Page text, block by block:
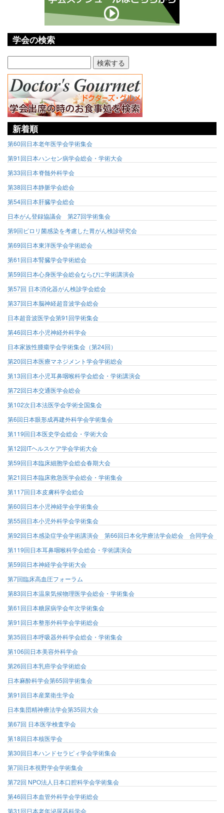
学会の検索
新着順
第60回日本老年医学会学術集会
第91回日本ハンセン病学会総会・学術大会
第33回日本脊髄外科学会
第38回日本静脈学会総会
第54回日本肝臓学会総会
日本がん登録協議会 第27回学術集会
第9回ピロリ菌感染を考慮した胃がん検診研究会
第69回日本東洋医学会学術総会
第61回日本腎臓学会学術総会
第59回日本心身医学会総会ならびに学術講演会
第57回 日本消化器がん検診学会総会
第37回日本脳神経超音波学会総会
日本超音波医学会第91回学術集会
第46回日本小児神経外科学会
日本家族性腫瘍学会学術集会（第24回）
第20回日本医療マネジメント学会学術総会
第13回日本小児耳鼻咽喉科学会総会・学術講演会
第72回日本交通医学会総会
第102次日本法医学会学術全国集会
第6回日本眼形成再建外科学会学術集会
第119回日本医史学会総会・学術大会
第12回ITヘルスケア学会学術大会
第59回日本臨床細胞学会総会春期大会
第21回日本臨床救急医学会総会・学術集会
第117回日本皮膚科学会総会
第60回日本小児神経学会学術集会
第55回日本小児外科学会学術集会
第92回日本感染症学会学術講演会 第66回日本化学療法学会総会 合同学会
第119回日本耳鼻咽喉科学会総会・学術講演会
第59回日本神経学会学術大会
第7回臨床高血圧フォーラム
第83回日本温泉気候物理医学会総会・学術集会
第61回日本糖尿病学会年次学術集会
第91回日本整形外科学会学術総会
第35回日本呼吸器外科学会総会・学術集会
第106回日本美容外科学会
第26回日本乳癌学会学術総会
日本麻酔科学会第65回学術集会
第91回日本産業衛生学会
日本集団精神療法学会第35回大会
第67回 日本医学検査学会
第18回日本核医学会
第30回日本ハンドセラピィ学会学術集会
第7回日本視野学会学術集会
第72回 NPO法人日本口腔科学会学術集会
第46回日本血管外科学会学術総会
第31回日本老年泌尿器科学会